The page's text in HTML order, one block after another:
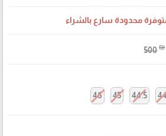
محدودة سارع بالشراء
500 ₪
44.5
45
46